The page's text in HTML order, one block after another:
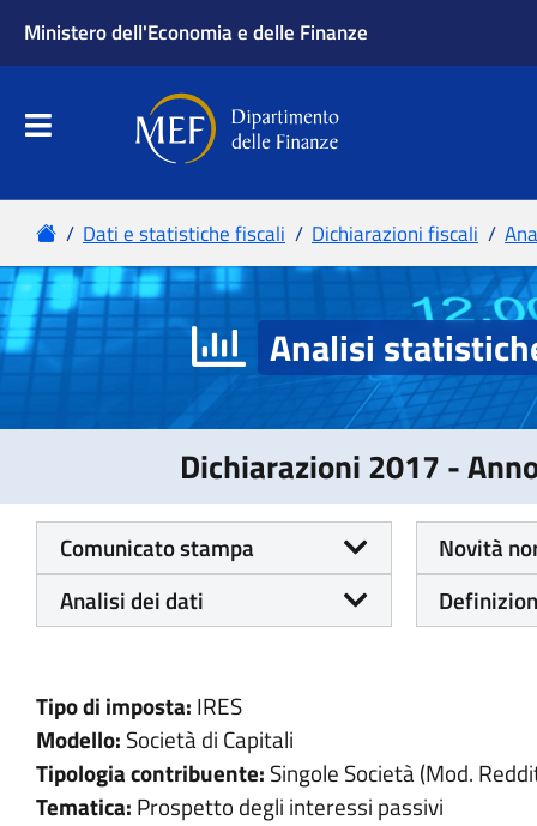
Analisi
Dichiarazioni 2017 -
Comunicato stampa
Novità
Analisi dei dati
Tipo di imposta: IRES
Modello: Società di Capitali
Tipologia contribuente: Singole Società (Mod.
Tematica: Prospetto degli interessi passivi